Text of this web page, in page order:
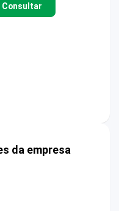
Consultar
da empresa